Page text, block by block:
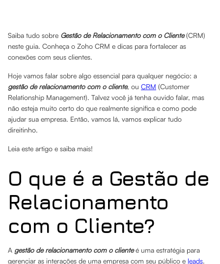
Saiba tudo sobre Gestão de Relacionamento com o Cliente(CRM)
neste guia. Conheça o Zoho CRM e dicas para fortalecer as
conexões com seus clientes.
Hoje vamos falar sobre algo essencial para qualquer negócio: a
gestão de relacionamento com o cliente, ou CRM (Customer
Relationship Management). Talvez você já tenha ouvido falar, mas
não esteja muito certo do que realmente significa e como pode
ajudar sua empresa. Então, vamos lá, vamos explicar tudo
direitinho.
Leia este artigo e saiba mais!
O que é a Gestão de
Relacionamento
com o Cliente?
A gestão de relacionamento com o clienteé uma estratégia para
gerenciar as interações de uma empresa com seu público e leads.